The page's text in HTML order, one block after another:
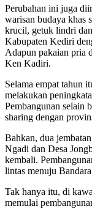
Perubahan ini juga
warisan budaya khas
krucil, getuk lindri
Kabupaten Kediri
Adapun pakaian pria
Ken Kadiri.
Selama empat tahun
melakukan
Pembangunan selain
sharing dengan
Bahkan, dua
Ngadi dan Desa
kembali.
lintas menuju
Tak hanya itu, di
memulai